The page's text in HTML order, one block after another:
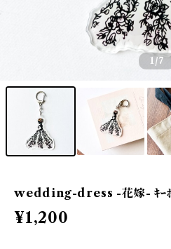
1 /7
wedding-dress -花嫁- ｷｰﾎ
¥1,200